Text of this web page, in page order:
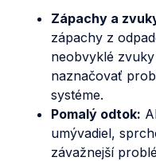
Zápachy a
zápachy z
neobvyklé
naznačovať
systéme.
Pomalý odtok:
umývadiel,
závažnejší